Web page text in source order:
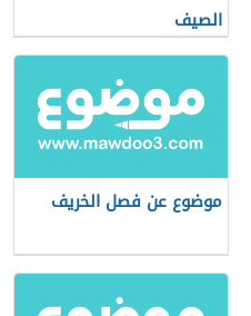
الصيف
موضوع عن فصل الخريف